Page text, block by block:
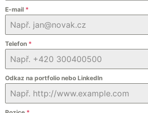
E-mail *
Telefon *
Odkaz na portfolio nebo LinkedIn